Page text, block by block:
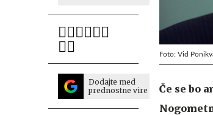
Dodajte med
prednostne vire
Foto: Vid
Če se bo